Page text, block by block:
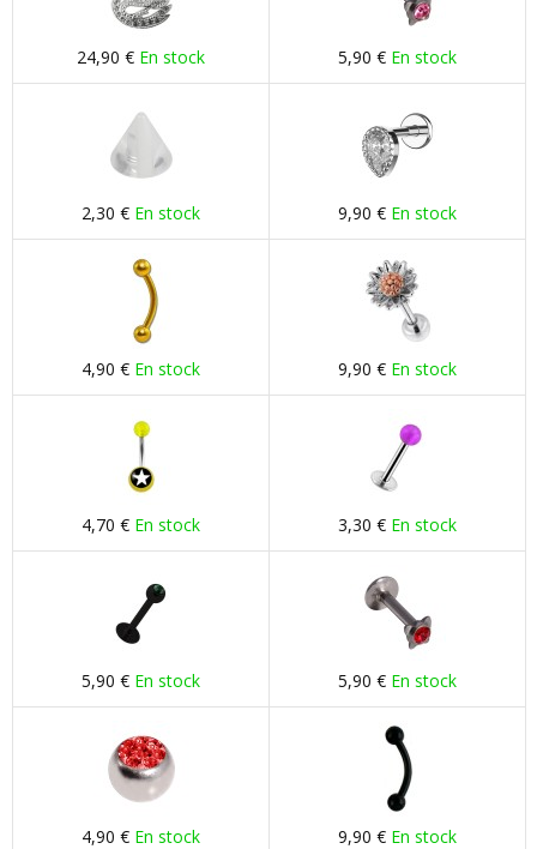
24,90 € En stock 5,90 € En stock
2,30 € En stock 9,90 € En stock
4,90 € En stock 9,90 € En stock
4,70 € En stock 3,30 € En stock
5,90 € En stock 5,90 € En stock
4,90 € En stock 9,90 € En stock